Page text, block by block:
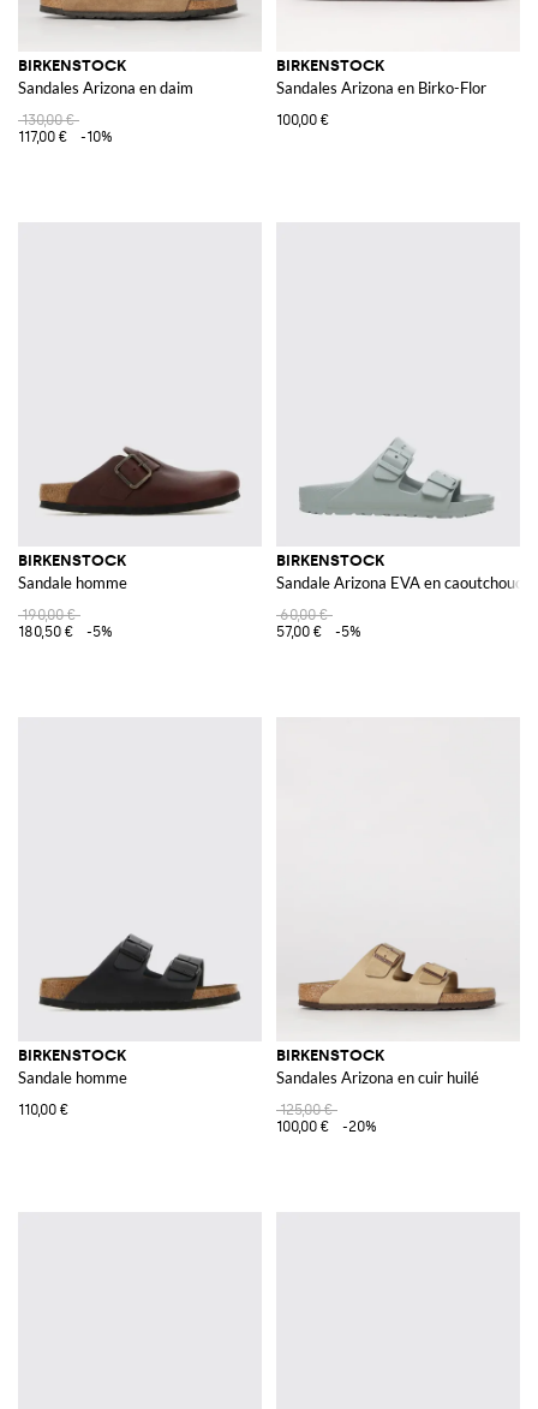
BIRKENSTOCK
Sandales Arizona en daim
130,00 €
117,00 €
-10%
BIRKENSTOCK
Sandales Arizona en Birko-Flor
100,00 €
BIRKENSTOCK
Sandale homme
190,00 €
180,50 €
-5%
BIRKENSTOCK
Sandale Arizona EVA en caoutchouc
60,00 €
57,00 €
-5%
BIRKENSTOCK
Sandale homme
110,00 €
BIRKENSTOCK
Sandales Arizona en cuir huilé
125,00 €
100,00 €
-20%